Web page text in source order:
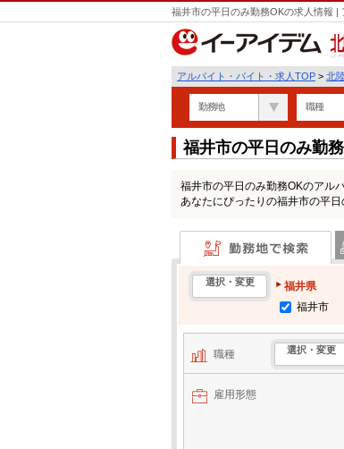
福井市の平日のみ勤務OKの求人情報 |
北
アルバイト・バイト・求人TOP > 北
勤務地 職種
福井市の平日のみ勤
福井市の平日のみ勤務OKのアル
あなたにぴったりの福井市の平日
勤務地で検索
選択・変更
福井県
福井市
職種 選択・変更
雇用形態